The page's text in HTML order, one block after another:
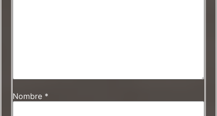
Nombre *